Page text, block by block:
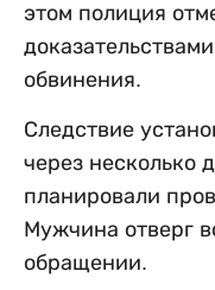
этом полиция
обвинения.
Следствие
через несколько
планировали
Мужчина отверг
обращении.